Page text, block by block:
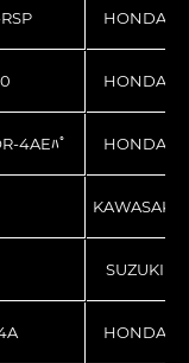
HONDA
HONDA
4AEﾊﾟ HONDA
KAWASAKI
SUZUKI
HONDA